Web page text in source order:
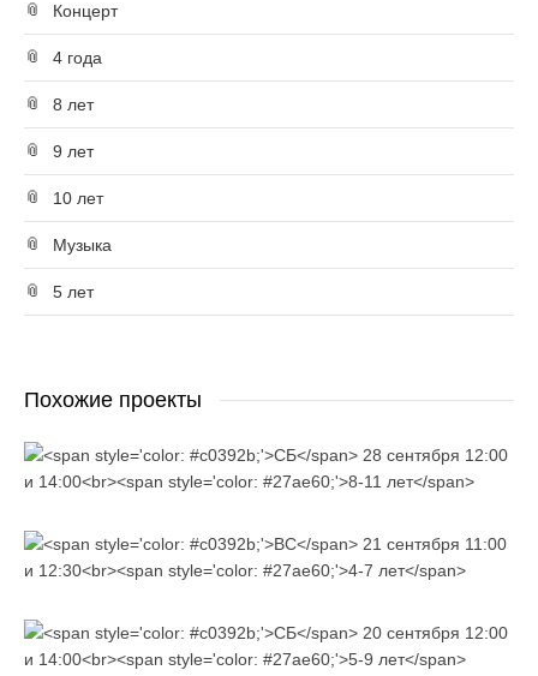
Концерт
4 года
8 лет
9 лет
10 лет
Музыка
5 лет
Похожие проекты
8-11 лет
4-7 лет
5-9 лет